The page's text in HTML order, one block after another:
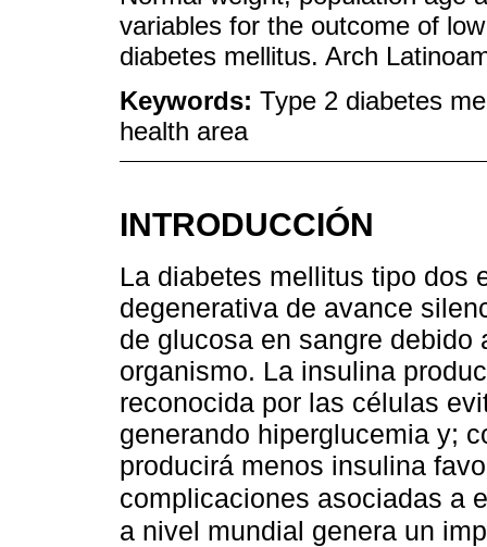
variables for the outcome of
diabetes mellitus. Arch
Keywords: Type 2 diabetes
health area
INTRODUCCIÓN
La diabetes mellitus tipo dos
degenerativa de avance
de glucosa en sangre
organismo. La insulina
reconocida por las células
generando hiperglucemia y;
producirá menos insulina
complicaciones asociadas a
a nivel mundial genera un